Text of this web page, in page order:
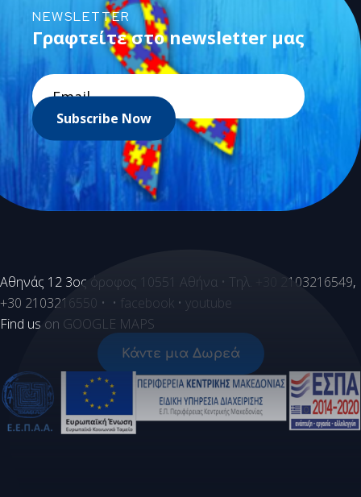
NEWSLETTER
Γραφτείτε στο newsletter μας
Subscribe Now
Aθηνάς 12 3ος όροφος 10551 Αθήνα • Τηλ. +30 2103216549,
+30 2103216550 • • facebook • youtube
Find us on GOOGLE MAPS
Κάντε μια Δωρεά